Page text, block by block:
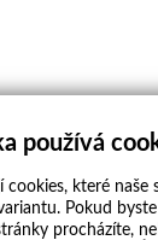
používá
které
Pokud
procházíte,